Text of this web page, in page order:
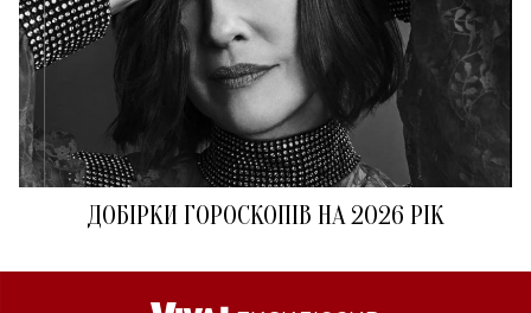
ДОБІРКИ ГОРОСКОПІВ НА 2026 РІК